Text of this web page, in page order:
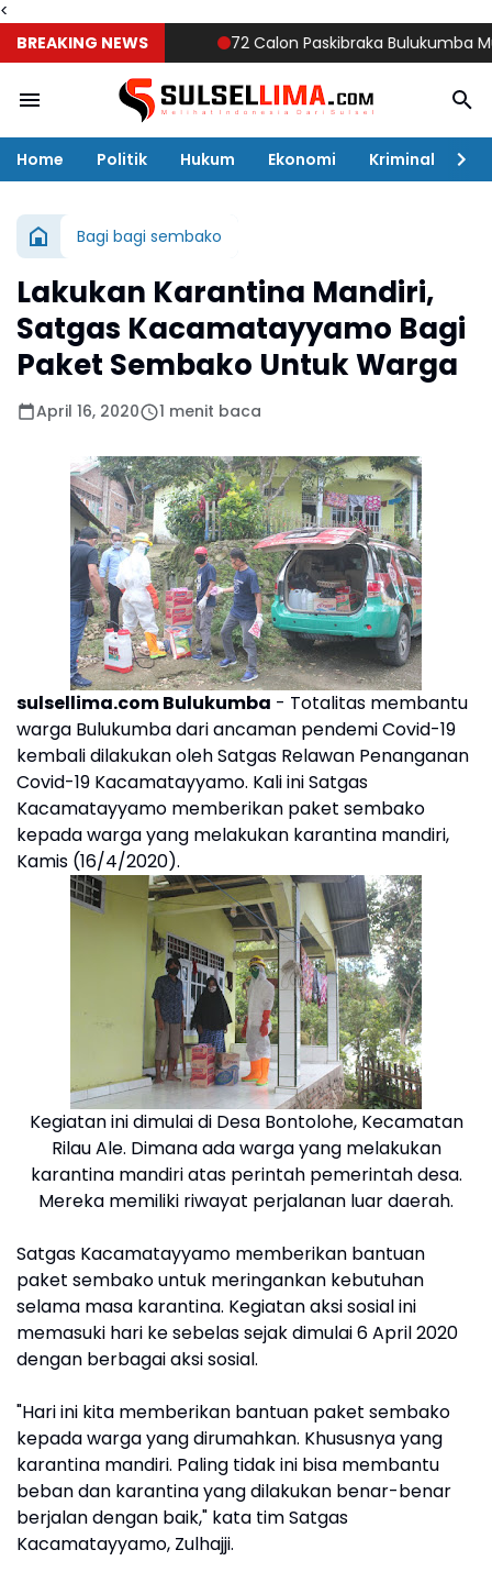
<
BREAKING NEWS
72 Calon Paskibraka Bulukumba Mulai
Home Politik Hukum Ekonomi Kriminal
Bagi bagi sembako
Lakukan Karantina Mandiri,
Satgas Kacamatayyamo Bagi
Paket Sembako Untuk Warga
April 16, 2020 1 menit baca
sulsellima.com Bulukumba - Totalitas membantu
warga Bulukumba dari ancaman pendemi Covid-19
kembali dilakukan oleh Satgas Relawan Penanganan
Covid-19 Kacamatayyamo. Kali ini Satgas
Kacamatayyamo memberikan paket sembako
kepada warga yang melakukan karantina mandiri,
Kamis (16/4/2020).
Kegiatan ini dimulai di Desa Bontolohe, Kecamatan
Rilau Ale. Dimana ada warga yang melakukan
karantina mandiri atas perintah pemerintah desa.
Mereka memiliki riwayat perjalanan luar daerah.
Satgas Kacamatayyamo memberikan bantuan
paket sembako untuk meringankan kebutuhan
selama masa karantina. Kegiatan aksi sosial ini
memasuki hari ke sebelas sejak dimulai 6 April 2020
dengan berbagai aksi sosial.
"Hari ini kita memberikan bantuan paket sembako
kepada warga yang dirumahkan. Khususnya yang
karantina mandiri. Paling tidak ini bisa membantu
beban dan karantina yang dilakukan benar-benar
berjalan dengan baik," kata tim Satgas
Kacamatayyamo, Zulhajji.